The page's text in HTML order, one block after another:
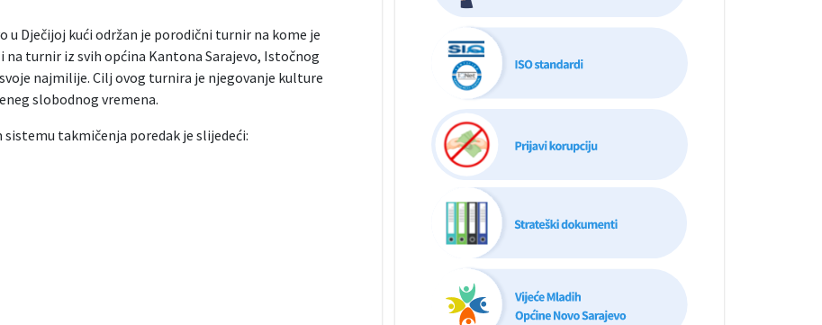
u Dječijoj kući održan je porodični turnir na kome je
na turnir iz svih općina Kantona Sarajevo, Istočnog
najmilije. Cilj ovog turnira je njegovanje kulture
slobodnog vremena.
takmičenja poredak je slijedeći: